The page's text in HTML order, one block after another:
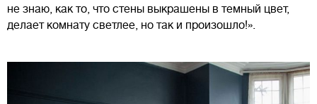
не знаю, как то, что стены выкрашены в темный цвет,
делает комнату светлее, но так и произошло!».